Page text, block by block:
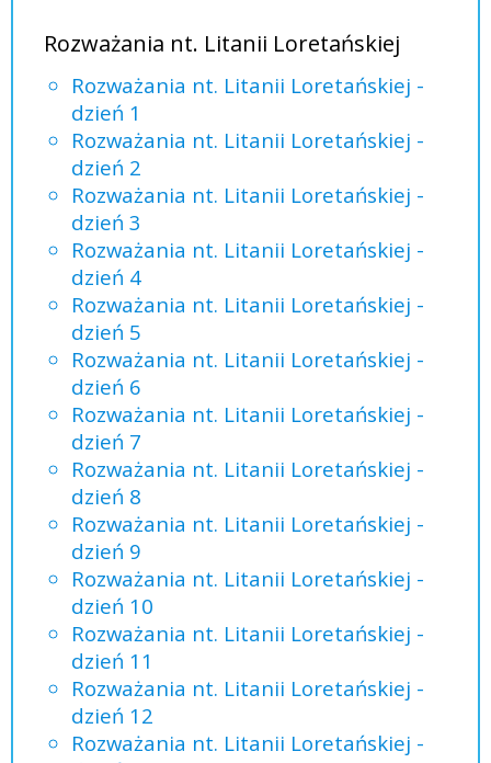
Rozważania nt. Litanii Loretańskiej
Rozważania nt. Litanii Loretańskiej -
dzień 1
Rozważania nt. Litanii Loretańskiej -
dzień 2
Rozważania nt. Litanii Loretańskiej -
dzień 3
Rozważania nt. Litanii Loretańskiej -
dzień 4
Rozważania nt. Litanii Loretańskiej -
dzień 5
Rozważania nt. Litanii Loretańskiej -
dzień 6
Rozważania nt. Litanii Loretańskiej -
dzień 7
Rozważania nt. Litanii Loretańskiej -
dzień 8
Rozważania nt. Litanii Loretańskiej -
dzień 9
Rozważania nt. Litanii Loretańskiej -
dzień 10
Rozważania nt. Litanii Loretańskiej -
dzień 11
Rozważania nt. Litanii Loretańskiej -
dzień 12
Rozważania nt. Litanii Loretańskiej -